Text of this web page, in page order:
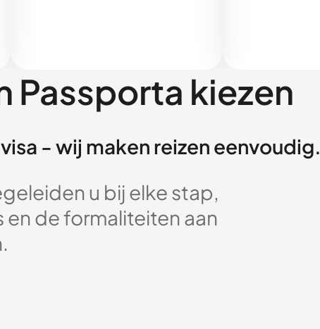
Passporta kiezen
- wij maken reizen eenvoudig.
u bij elke stap,
de formaliteiten aan